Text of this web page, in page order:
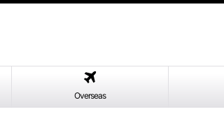
Overseas